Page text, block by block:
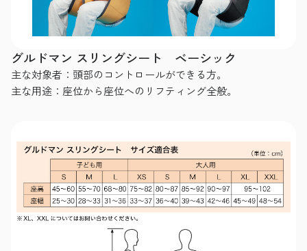
グルドマン スリングシート ベーシック
主な対象者：頭部のコントロールができる方。
主な用途：座位から座位へのリフティング全般。